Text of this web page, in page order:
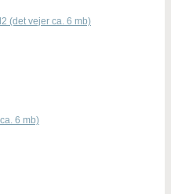
(det vejer ca. 6 mb)
6 mb)